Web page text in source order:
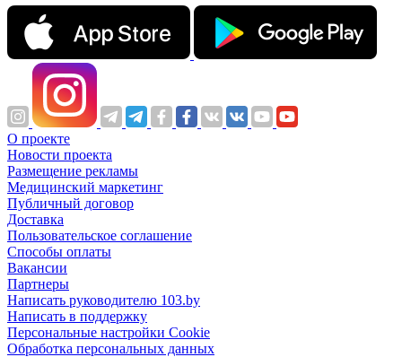
О проекте
Новости проекта
Размещение рекламы
Медицинский маркетинг
Публичный договор
Доставка
Пользовательское соглашение
Способы оплаты
Вакансии
Партнеры
Написать руководителю 103.by
Написать в поддержку
Персональные настройки Cookie
Обработка персональных данных